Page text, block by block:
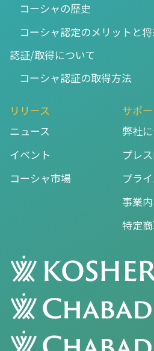
コーシャの歴史
コーシャ認定のメリットと
認証/取得について
コーシャ認証の取得方法
リリース
ニュース
イベント
コーシャ市場
サポ
弊社
プレ
プラ
事業
特定